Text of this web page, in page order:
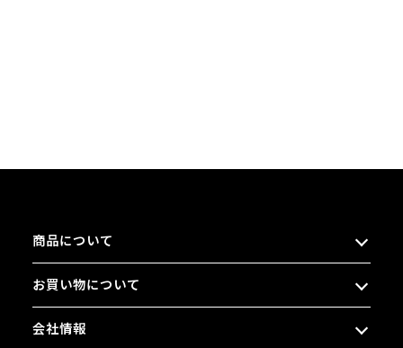
商品について
お買い物について
会社情報